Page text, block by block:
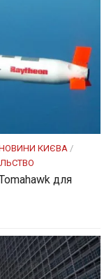
КИЄВА /
для